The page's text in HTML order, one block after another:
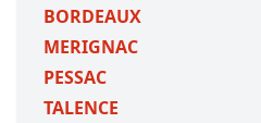
BORDEAUX
MERIGNAC
PESSAC
TALENCE